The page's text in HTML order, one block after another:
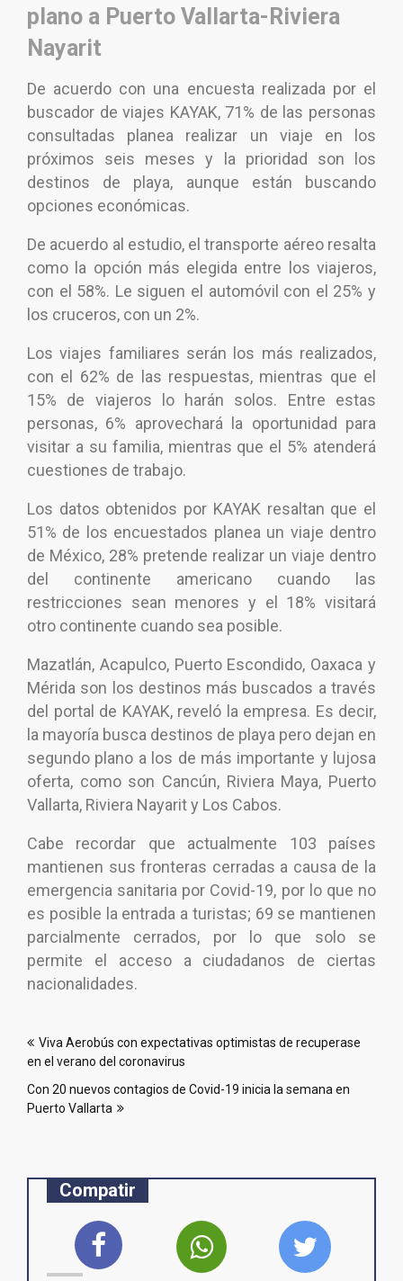
plano a Puerto Vallarta-Riviera
Nayarit
De acuerdo con una encuesta realizada por el
buscador de viajes KAYAK, 71% de las personas
consultadas planea realizar un viaje en los
próximos seis meses y la prioridad son los
destinos de playa, aunque están buscando
opciones económicas.
De acuerdo al estudio, el transporte aéreo resalta
como la opción más elegida entre los viajeros,
con el 58%. Le siguen el automóvil con el 25% y
los cruceros, con un 2%.
Los viajes familiares serán los más realizados,
con el 62% de las respuestas, mientras que el
15% de viajeros lo harán solos. Entre estas
personas, 6% aprovechará la oportunidad para
visitar a su familia, mientras que el 5% atenderá
cuestiones de trabajo.
Los datos obtenidos por KAYAK resaltan que el
51% de los encuestados planea un viaje dentro
de México, 28% pretende realizar un viaje dentro
del continente americano cuando las
restricciones sean menores y el 18% visitará
otro continente cuando sea posible.
Mazatlán, Acapulco, Puerto Escondido, Oaxaca y
Mérida son los destinos más buscados a través
del portal de KAYAK, reveló la empresa. Es decir,
la mayoría busca destinos de playa pero dejan en
segundo plano a los de más importante y lujosa
oferta, como son Cancún, Riviera Maya, Puerto
Vallarta, Riviera Nayarit y Los Cabos.
Cabe recordar que actualmente 103 países
mantienen sus fronteras cerradas a causa de la
emergencia sanitaria por Covid-19, por lo que no
es posible la entrada a turistas; 69 se mantienen
parcialmente cerrados, por lo que solo se
permite el acceso a ciudadanos de ciertas
nacionalidades.
de
entradas
Viva Aerobús con expectativas optimistas de recuperase
en el verano del coronavirus
Con 20 nuevos contagios de Covid-19 inicia la semana en
Puerto Vallarta
Compatir